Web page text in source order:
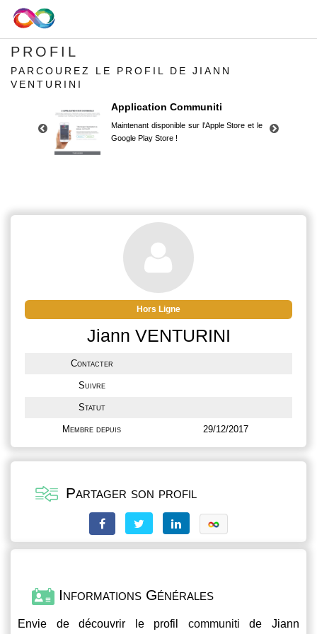
PROFIL
PARCOUREZ LE PROFIL DE JIANN
VENTURINI
Application Communiti
Maintenant disponible sur l'Apple Store et le
Google Play Store !
Google Play Store !
Hors Ligne
Jiann VENTURINI
Contacter
Suivre
Statut
Membre depuis 29/12/2017
Partager son profil
Informations Générales
Envie de découvrir le profil communiti de Jiann